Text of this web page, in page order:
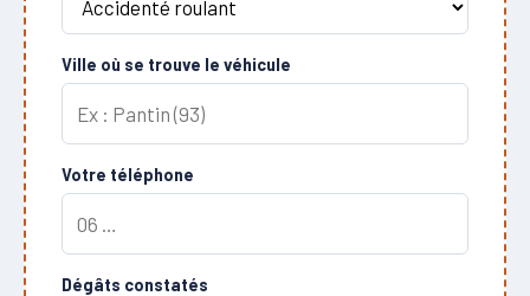
Ville où se trouve le véhicule
Votre téléphone
Dégâts constatés